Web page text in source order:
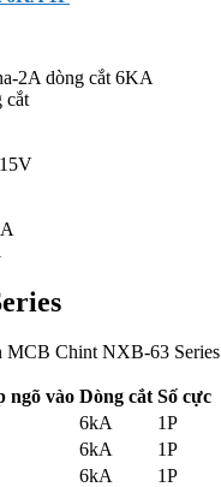
2A dòng cắt 6KA
cắt
MCB Chint NXB-63 Series
ngõ vào Dòng cắt Số cực
6kA
1P
6kA
1P
6kA
1P